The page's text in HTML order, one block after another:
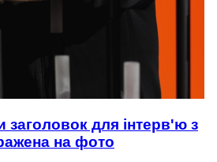
заголовок для інтерв'ю з
на фото